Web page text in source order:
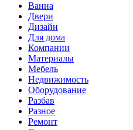
Ванна
Двери
Дизайн
Для дома
Компании
Материалы
Мебель
Недвижимость
Оборудование
Разбав
Разное
Ремонт